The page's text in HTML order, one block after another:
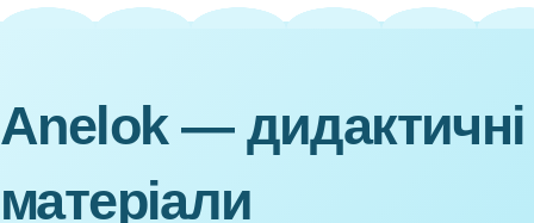
Anelok — дидактичні
матеріали